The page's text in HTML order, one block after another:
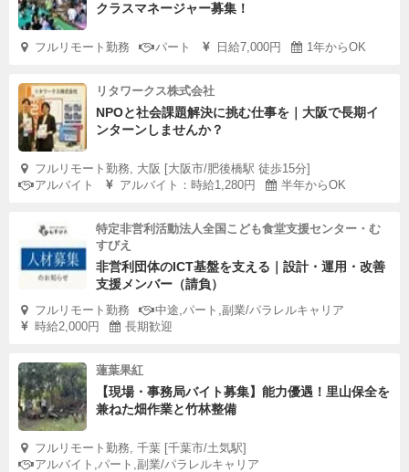
クラスマネージャー募集！
フルリモート勤務 パート 日給7,000円 1年からOK
リタワークス株式会社
NPOと社会課題解決に挑む仕事を｜大阪で長期イ
ンターンしませんか？
フルリモート勤務, 大阪 [大阪市/肥後橋駅 徒歩15分]
アルバイト
アルバイト：時給1,280円 半年からOK
特定非営利活動法人全国こども食堂支援センター・む
すびえ
非営利団体のICT基盤を支える｜設計・運用・改善
支援メンバー（請負）
フルリモート勤務
中途,パート,副業/パラレルキャリア
時給2,000円
長期歓迎
蓮葉果紅
【現場・事務局バイト募集】能力優遇！里山保全を
兼ねた畑作業と竹林整備
フルリモート勤務, 千葉 [千葉市/土気駅]
アルバイト,パート,副業/パラレルキャリア